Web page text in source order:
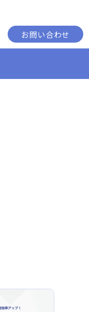
お問い合わせ